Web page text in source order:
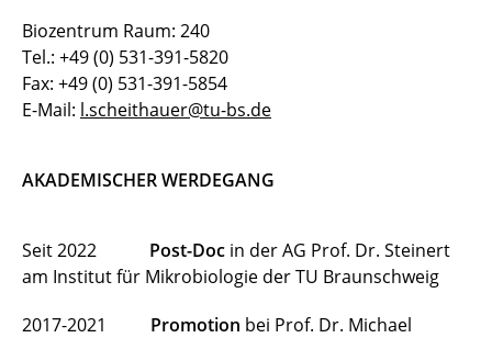
Lisha Zhu
Dorothea Meyland
Biozentrum Raum: 240
Tel.: +49 (0) 531-391-5820
Fax: +49 (0) 531-391-5854
E-Mail: l.scheithauer@tu-bs.de
AKADEMISCHER WERDEGANG
Seit 2022 Post-Doc in der AG Prof. Dr. Steinert
am Institut für Mikrobiologie der TU Braunschweig
2017-2021 Promotion bei Prof. Dr. Michael